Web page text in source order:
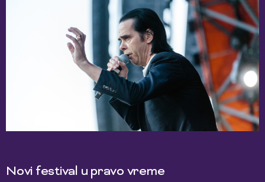
Novi festival u pravo vreme